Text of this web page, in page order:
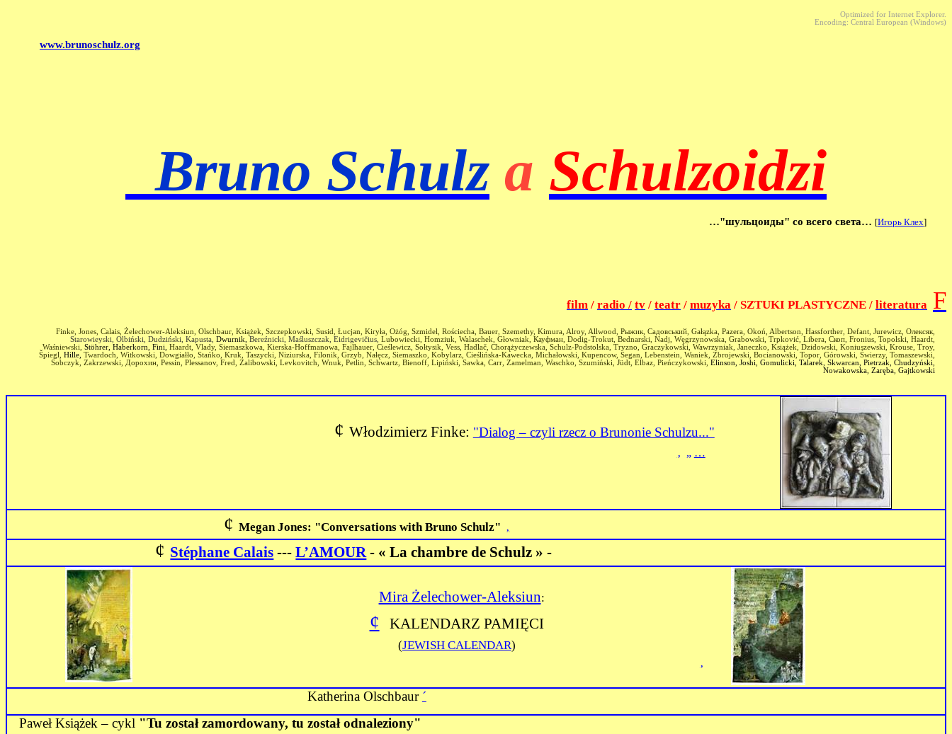
Optimized for Internet Explorer.
Encoding: Central European (Windows)
www.brunoschulz.org
Bruno Schulz a Schulzoidzi
…"шульцоиды" со всего света… [Игорь Клех]
film / radio / tv / teatr / muzyka / SZTUKI PLASTYCZNE / literatura F
Finke, Jones, Calais, Żelechower-Aleksiun, Olschbaur, Książek, Szczepkowski, Susid, Łucjan, Kiryła, Ożóg, Szmidel, Rościecha, Bauer, Szemethy, Kimura, Alroy, Allwood, Рыжик, Садовський, Gałązka, Pazera, Okoń, Albertson, Hassforther, Defant, Jurewicz, Олексяк,
Starowieyski, Olbiński, Dudziński, Kapusta, Dwurnik, Bereźnicki, Maśluszczak, Eidrigevičius, Lubowiecki, Homziuk, Walaschek, Głowniak, Кауфман , Dodig-Trokut, Bednarski, Nadj, Węgrzynowska, Grabowski, Trpković, Libera, Скоп, Fronius, Topolski, Haardt,
Waśniewski, Stöhrer, Haberkorn, Fini, Haardt, Vlady, Siemaszkowa, Kierska-Hoffmanowa, Fajlhauer, Cieślewicz, Sołtysik, Vess, Hadlač, Chorążyczewska, Schulz-Podstolska, Tryzno, Graczykowski, Wawrzyniak, Janeczko, Książek, Dzidowski, Koniuszewski, Krouse, Troy,
Špiegl, Hille, Twardoch, Witkowski, Dowgiałło, Stańko, Kruk, Taszycki, Niziurska, Filonik, Grzyb, Nałęcz, Siemaszko, Kobylarz, Cieślińska-Kawecka, Michałowski, Kupencow, Segan, Lebenstein, Waniek, Zbrojewski, Bocianowski, Topor, Górowski, Świerzy, Tomaszewski,
Sobczyk, Zakrzewski, Дорохин, Pessin, Plessanov, Fred, Zalibowski, Levkovitch, Wnuk, Petlin, Schwartz, Bienoff, Lipiński, Sawka, Carr, Zamelman, Waschko, Szumiński, Jüdt, Elbaz, Pieńczykowski, Elinson, Joshi, Gomulicki, Talarek, Skwarcan , Pietrzak, Chudzyński,
Nowakowska, Zaręba, Gajtkowski
¢ Włodzimierz Finke: "Dialog – czyli rzecz o Brunonie Schulzu..."
‚ „ …
¢ Megan Jones: "Conversations with Bruno Schulz" ‚
¢ Stéphane Calais ---L’AMOUR- « La chambre de Schulz » -
Mira Żelechower-Aleksiun:
¢ KALENDARZ PAMIĘCI
(JEWISH CALENDAR)
‚
Katherina Olschbaur ´
Paweł Książek – cykl "Tu został zamordowany, tu został odnaleziony"